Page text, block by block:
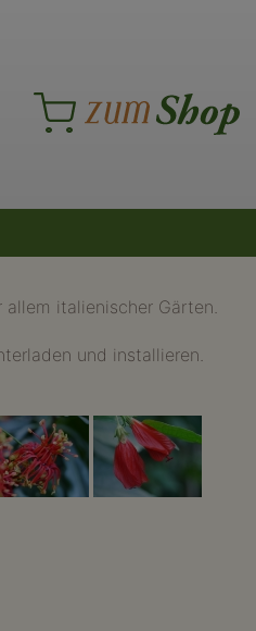
allem italienischer Gärten.
und installieren.